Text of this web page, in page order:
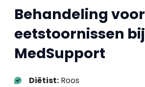
Behandeling voor
eetstoornissen bij
MedSupport
Diëtist:Roos